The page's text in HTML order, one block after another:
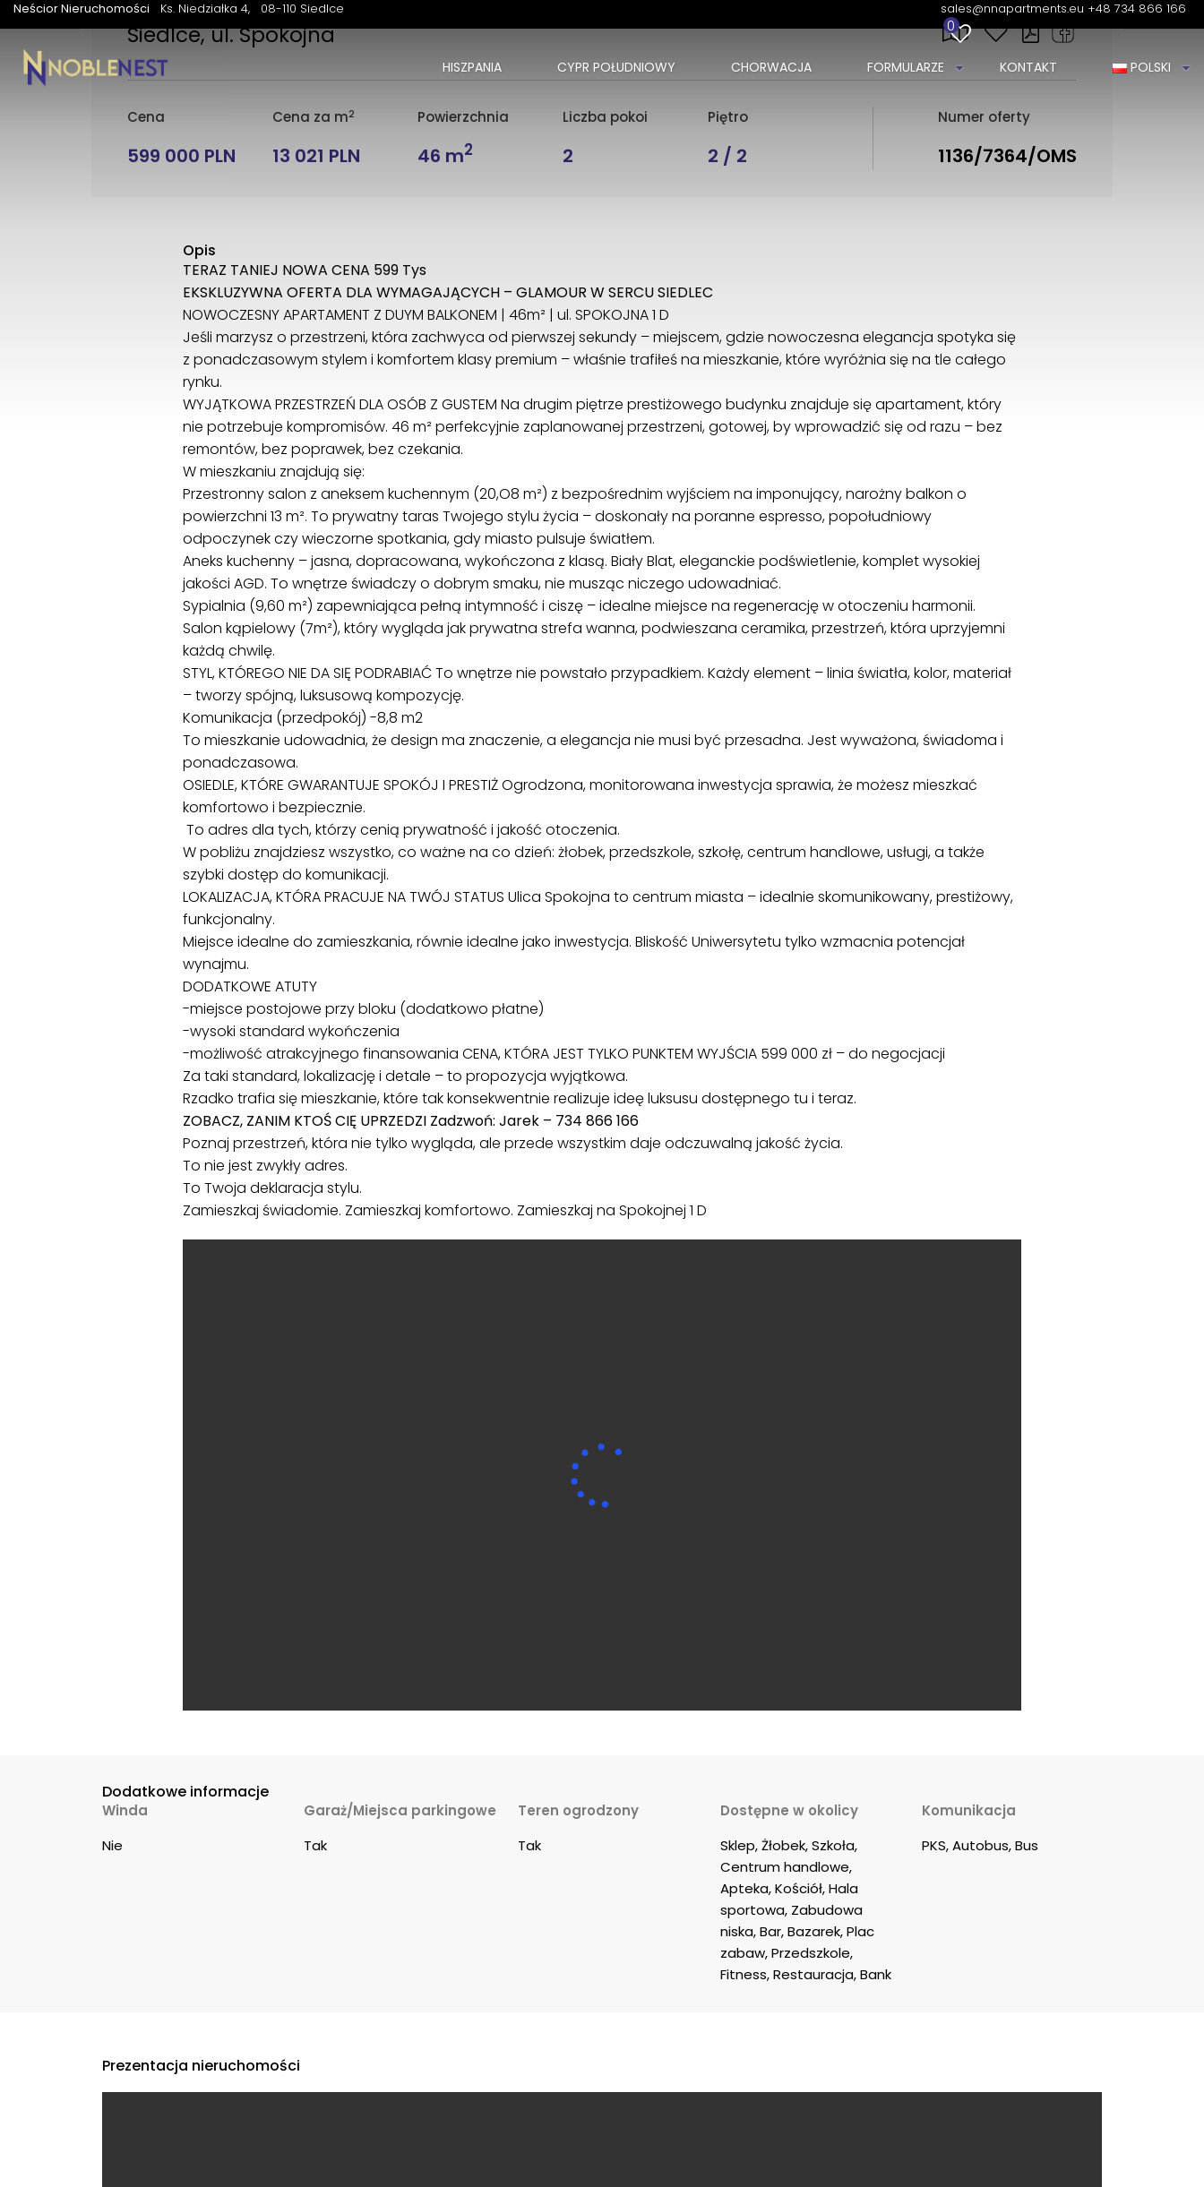
Neścior Nieruchomości Ks. Niedziałka 4 08-110 Siedlce sales@nnapartments.eu +48 734 866 166
0
HISZPANIA CYPR POŁUDNIOWY CHORWACJA FORMULARZE KONTAKT POLSKI
Siedlce, ul. Spokojna
Cena
599 000 PLN
Cena za m2
13 021 PLN
Powierzchnia
46 m2
Liczba pokoi
2
Piętro
2 / 2
Numer oferty
1136/7364/OMS
Opis
TERAZ TANIEJ NOWA CENA 599 Tys
EKSKLUZYWNA OFERTA DLA WYMAGAJĄCYCH – GLAMOUR W SERCU SIEDLEC
NOWOCZESNY APARTAMENT Z DUYM BALKONEM | 46m² | ul. SPOKOJNA 1 D
Jeśli marzysz o przestrzeni, która zachwyca od pierwszej sekundy – miejscem, gdzie nowoczesna elegancja spotyka się
z ponadczasowym stylem i komfortem klasy premium – właśnie trafiłeś na mieszkanie, które wyróżnia się na tle całego
rynku.
WYJĄTKOWA PRZESTRZEŃ DLA OSÓB Z GUSTEM Na drugim piętrze prestiżowego budynku znajduje się apartament, który
nie potrzebuje kompromisów. 46 m² perfekcyjnie zaplanowanej przestrzeni, gotowej, by wprowadzić się od razu – bez
remontów, bez poprawek, bez czekania.
W mieszkaniu znajdują się:
Przestronny salon z aneksem kuchennym (20,O8 m²) z bezpośrednim wyjściem na imponujący, narożny balkon o
powierzchni 13 m². To prywatny taras Twojego stylu życia – doskonały na poranne espresso, popołudniowy
odpoczynek czy wieczorne spotkania, gdy miasto pulsuje światłem.
Aneks kuchenny – jasna, dopracowana, wykończona z klasą. Biały Blat, eleganckie podświetlenie, komplet wysokiej
jakości AGD. To wnętrze świadczy o dobrym smaku, nie musząc niczego udowadniać.
Sypialnia (9,60 m²) zapewniająca pełną intymność i ciszę – idealne miejsce na regenerację w otoczeniu harmonii.
Salon kąpielowy (7m²), który wygląda jak prywatna strefa wanna, podwieszana ceramika, przestrzeń, która uprzyjemni
każdą chwilę.
STYL, KTÓREGO NIE DA SIĘ PODRABIAĆ To wnętrze nie powstało przypadkiem. Każdy element – linia światła, kolor, materiał
– tworzy spójną, luksusową kompozycję.
Komunikacja (przedpokój) -8,8 m2
To mieszkanie udowadnia, że design ma znaczenie, a elegancja nie musi być przesadna. Jest wyważona, świadoma i
ponadczasowa.
OSIEDLE, KTÓRE GWARANTUJE SPOKÓJ I PRESTIŻ Ogrodzona, monitorowana inwestycja sprawia, że możesz mieszkać
komfortowo i bezpiecznie.
To adres dla tych, którzy cenią prywatność i jakość otoczenia.
W pobliżu znajdziesz wszystko, co ważne na co dzień: żłobek, przedszkole, szkołę, centrum handlowe, usługi, a także
szybki dostęp do komunikacji.
LOKALIZACJA, KTÓRA PRACUJE NA TWÓJ STATUS Ulica Spokojna to centrum miasta – idealnie skomunikowany, prestiżowy,
funkcjonalny.
Miejsce idealne do zamieszkania, równie idealne jako inwestycja. Bliskość Uniwersytetu tylko wzmacnia potencjał
wynajmu.
DODATKOWE ATUTY
-miejsce postojowe przy bloku (dodatkowo płatne)
-wysoki standard wykończenia
-możliwość atrakcyjnego finansowania CENA, KTÓRA JEST TYLKO PUNKTEM WYJŚCIA 599 000 zł – do negocjacji
Za taki standard, lokalizację i detale – to propozycja wyjątkowa.
Rzadko trafia się mieszkanie, które tak konsekwentnie realizuje ideę luksusu dostępnego tu i teraz.
ZOBACZ, ZANIM KTOŚ CIĘ UPRZEDZI Zadzwoń: Jarek – 734 866 166
Poznaj przestrzeń, która nie tylko wygląda, ale przede wszystkim daje odczuwalną jakość życia.
To nie jest zwykły adres.
To Twoja deklaracja stylu.
Zamieszkaj świadomie. Zamieszkaj komfortowo. Zamieszkaj na Spokojnej 1 D
Dodatkowe informacje
Winda
Nie
Garaż/Miejsca parkingowe
Tak
Teren ogrodzony
Tak
Dostępne w okolicy
Sklep, Żłobek, Szkoła,
Centrum handlowe,
Apteka, Kościół, Hala
sportowa, Zabudowa
niska, Bar, Bazarek, Plac
zabaw, Przedszkole,
Fitness, Restauracja, Bank
Komunikacja
PKS, Autobus, Bus
Prezentacja nieruchomości